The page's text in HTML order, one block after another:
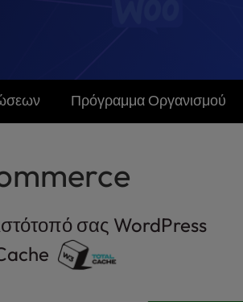
Πρόγραμμα Οργανισμού
σας WordPress